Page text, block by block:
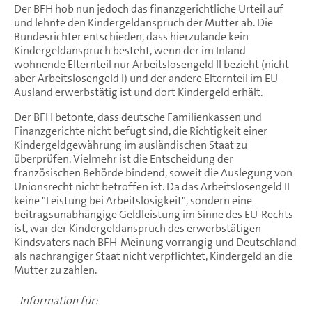
Der BFH hob nun jedoch das finanzgerichtliche Urteil auf
und lehnte den Kindergeldanspruch der Mutter ab. Die
Bundesrichter entschieden, dass hierzulande kein
Kindergeldanspruch besteht, wenn der im Inland
wohnende Elternteil nur Arbeitslosengeld II bezieht (nicht
aber Arbeitslosengeld I) und der andere Elternteil im EU-
Ausland erwerbstätig ist und dort Kindergeld erhält.
Der BFH betonte, dass deutsche Familienkassen und
Finanzgerichte nicht befugt sind, die Richtigkeit einer
Kindergeldgewährung im ausländischen Staat zu
überprüfen. Vielmehr ist die Entscheidung der
französischen Behörde bindend, soweit die Auslegung von
Unionsrecht nicht betroffen ist. Da das Arbeitslosengeld II
keine "Leistung bei Arbeitslosigkeit", sondern eine
beitragsunabhängige Geldleistung im Sinne des EU-Rechts
ist, war der Kindergeldanspruch des erwerbstätigen
Kindsvaters nach BFH-Meinung vorrangig und Deutschland
als nachrangiger Staat nicht verpflichtet, Kindergeld an die
Mutter zu zahlen.
Information für: